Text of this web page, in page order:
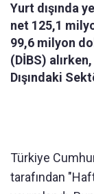
Yurt dışında
net 125,1
99,6 milyon
(DİBS)
Dışındaki
Türkiye
tarafından